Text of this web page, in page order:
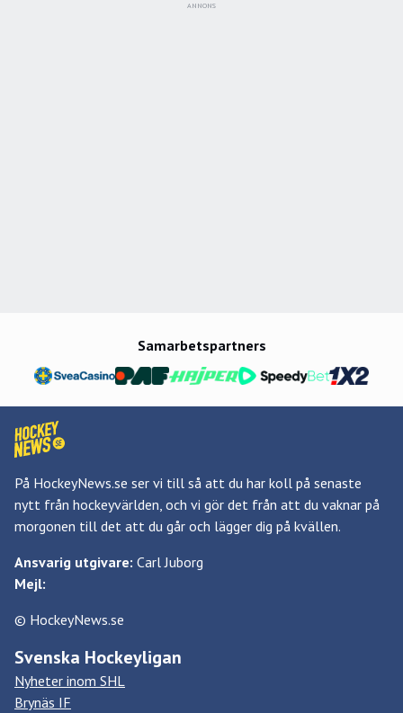
ANNONS
Samarbetspartners
På HockeyNews.se ser vi till så att du har koll på senaste
nytt från hockeyvärlden, och vi gör det från att du vaknar på
morgonen till det att du går och lägger dig på kvällen.
Ansvarig utgivare: Carl Juborg
Mejl:
© HockeyNews.se
Svenska Hockeyligan
Nyheter inom SHL
Brynäs IF